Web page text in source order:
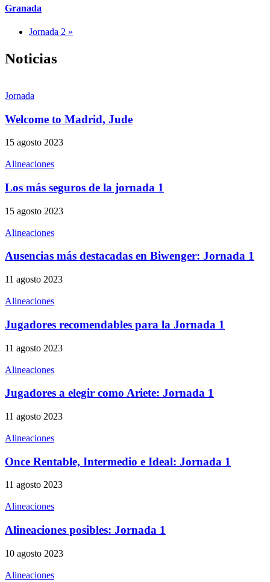
Granada
Jornada 2 »
Noticias
Jornada
Welcome to Madrid, Jude
15 agosto 2023
Alineaciones
Los más seguros de la jornada 1
15 agosto 2023
Alineaciones
Ausencias más destacadas en Biwenger: Jornada 1
11 agosto 2023
Alineaciones
Jugadores recomendables para la Jornada 1
11 agosto 2023
Alineaciones
Jugadores a elegir como Ariete: Jornada 1
11 agosto 2023
Alineaciones
Once Rentable, Intermedio e Ideal: Jornada 1
11 agosto 2023
Alineaciones
Alineaciones posibles: Jornada 1
10 agosto 2023
Alineaciones